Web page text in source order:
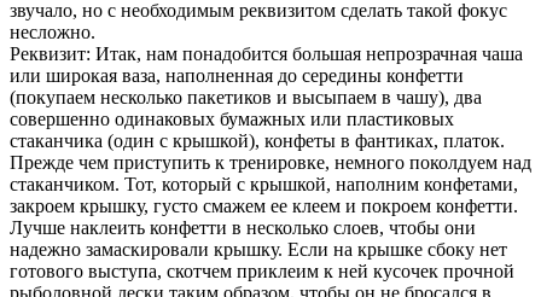
звучало, но с необходимым реквизитом сделать такой фокус
несложно.
Реквизит: Итак, нам понадобится большая непрозрачная чаша
или широкая ваза, наполненная до середины конфетти
(покупаем несколько пакетиков и высыпаем в чашу), два
совершенно одинаковых бумажных или пластиковых
стаканчика (один с крышкой), конфеты в фантиках, платок.
Прежде чем приступить к тренировке, немного поколдуем над
стаканчиком. Тот, который с крышкой, наполним конфетами,
закроем крышку, густо смажем ее клеем и покроем конфетти.
Лучше наклеить конфетти в несколько слоев, чтобы они
надежно замаскировали крышку. Если на крышке сбоку нет
готового выступа, скотчем приклеим к ней кусочек прочной